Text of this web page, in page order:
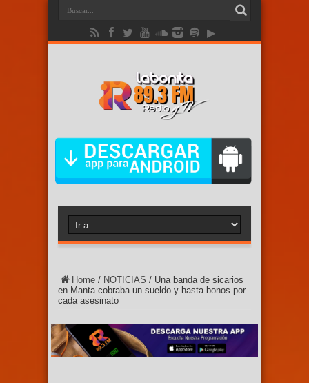
Home / NOTICIAS / Una banda de sicarios
en Manta cobraba un sueldo y hasta bonos por
cada asesinato